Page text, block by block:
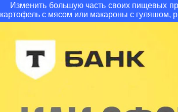
Изменить большую часть своих пищевых
картофель с мясом или макароны с гуляшом,